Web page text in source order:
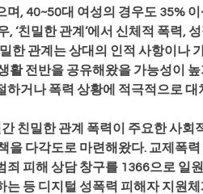
며, 40~50대 여성의 경우도 35%
, ‘친밀한 관계’에서 신체적 폭력,
한 관계는 상대의 인적 사항이나
활 전반을 공유해왔을 가능성이
하거나 폭력 상황에 적극적으로 대
친밀한 관계 폭력이 주요한 사회
을 다각도로 마련해왔다. 교제폭
죄 피해 상담 창구를 1366으로 일
는 등 디지털 성폭력 피해자 지원